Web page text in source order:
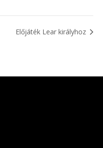
Előjáték Lear királyhoz